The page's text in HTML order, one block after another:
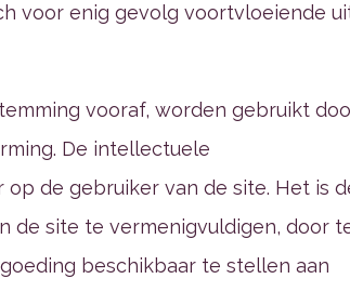
voor enig gevolg voortvloeiende
vooraf, worden gebruikt
De intellectuele
de gebruiker van de site. Het is
de site te vermenigvuldigen, door
beschikbaar te stellen aan